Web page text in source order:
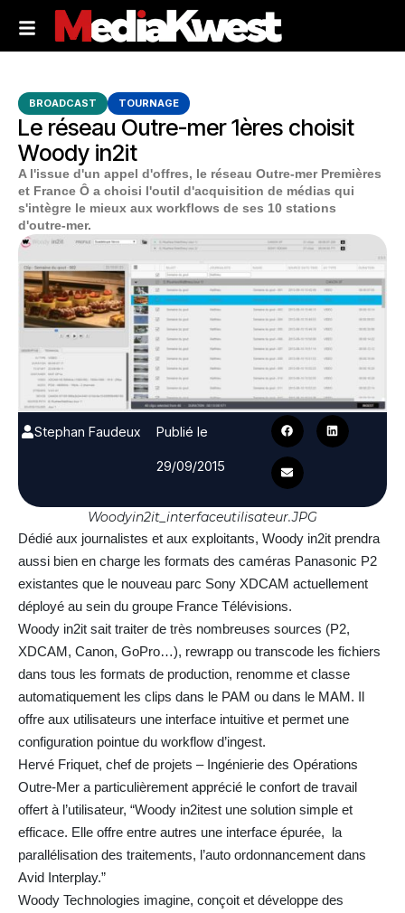
BROADCAST TOURNAGE
Le réseau Outre-mer 1ères choisit
Woody in2it
A l'issue d'un appel d'offres, le réseau Outre-mer Premières
et France Ô a choisi l'outil d'acquisition de médias qui
s'intègre le mieux aux workflows de ses 10 stations
d'outre-mer.
Stephan Faudeux
Publié le
29/09/2015
Woodyin2it_interfaceutilisateur.JPG
Dédié aux journalistes et aux exploitants, Woody in2it prendra
aussi bien en charge les formats des caméras Panasonic P2
existantes que le nouveau parc Sony XDCAM actuellement
déployé au sein du groupe France Télévisions.
Woody in2it sait traiter de très nombreuses sources (P2,
XDCAM, Canon, GoPro…), rewrapp ou transcode les fichiers
dans tous les formats de production, renomme et classe
automatiquement les clips dans le PAM ou dans le MAM. Il
offre aux utilisateurs une interface intuitive et permet une
configuration pointue du workflow d’ingest.
Hervé Friquet, chef de projets – Ingénierie des Opérations
Outre-Mer a particulièrement apprécié le confort de travail
offert à l’utilisateur, “Woody in2itest une solution simple et
efficace. Elle offre entre autres une interface épurée, la
parallélisation des traitements, l’auto ordonnancement dans
Avid Interplay.”
Woody Technologies imagine, conçoit et développe des